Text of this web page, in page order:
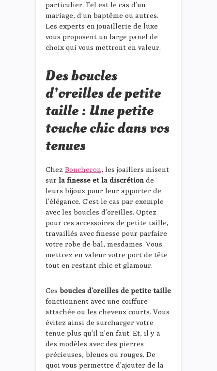
particulier. Tel est le cas d’un
mariage, d’un baptême ou autres.
Les experts en jouaillerie de luxe
vous proposent un large panel de
choix qui vous mettront en valeur.
Des boucles
d’oreilles de petite
taille : Une petite
touche chic dans vos
tenues
Chez Boucheron, les joaillers misent
sur la finesse et la discrétion de
leurs bijoux pour leur apporter de
l’élégance. C’est le cas par exemple
avec les boucles d’oreilles. Optez
pour ces accessoires de petite taille,
travaillés avec finesse pour parfaire
votre robe de bal, mesdames. Vous
mettrez en valeur votre port de tête
tout en restant chic et glamour.
Ces boucles d’oreilles de petite taille
fonctionnent avec une coiffure
attachée ou les cheveux courts. Vous
évitez ainsi de surcharger votre
tenue plus qu’il n’en faut. Et, il y a
des modèles avec des pierres
précieuses, bleues ou rouges. De
quoi vous permettre d’ajouter de la